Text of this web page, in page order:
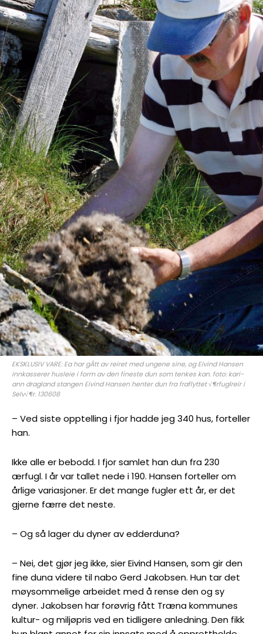
EKSKLUSIV VARE: Ea har gÂtt av reiret med ungene sine, og Eivind Hansen
innkasserer husleie i form av den fineste dun som tenkes kan. foto: kari-
ann dragland stangen Eivind Hansen henter dun fra fraflyttet √¶rfuglreir i
Selv√¶r. 130608
– Ved siste opptelling i fjor hadde jeg 340 hus, forteller
han.
Ikke alle er bebodd. I fjor samlet han dun fra 230
ærfugl. I år var tallet nede i 190. Hansen forteller om
årlige variasjoner. Er det mange fugler ett år, er det
gjerne færre det neste.
– Og så lager du dyner av edderduna?
– Nei, det gjør jeg ikke, sier Eivind Hansen, som gir den
fine duna videre til nabo Gerd Jakobsen. Hun tar det
møysommelige arbeidet med å rense den og sy
dyner. Jakobsen har forøvrig fått Træna kommunes
kultur- og miljøpris ved en tidligere anledning. Den fikk